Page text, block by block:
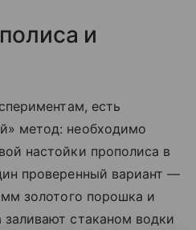
и
есть
метод: необходимо
настойки прополиса в
проверенный вариант —
золотого порошка и
стаканом водки